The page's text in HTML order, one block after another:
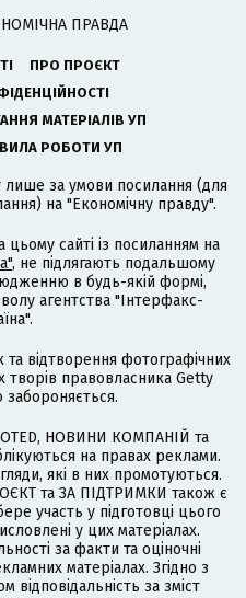
ПРАВДА
ПРО ПРОЄКТ
МАТЕРІАЛІВ УП
РОБОТИ УП
лише за умови посилання (для
на "Економічну правду".
цьому сайті із посиланням на
, не підлягають подальшому
в будь-якій формі,
агентства "Інтерфакс-
відтворення фотографічних
творів правовласника Getty
НОВИНИ КОМПАНІЙ та
на правах реклами.
які в них промотуються.
та ЗА ПІДТРИМКИ також є
участь у підготовці цього
у цих матеріалах.
за факти та оціночні
матеріалах. Згідно з
відповідальність за зміст